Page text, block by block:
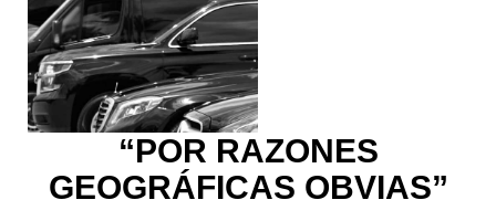
“POR RAZONES
GEOGRÁFICAS OBVIAS”